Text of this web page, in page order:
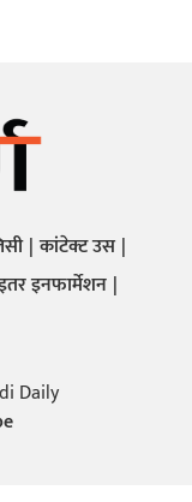
कांटेक्ट उस
इनफार्मेशन
Daily